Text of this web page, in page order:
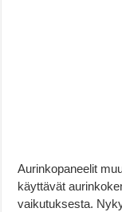
Aurinkopaneelit
käyttävät
vaikutuksesta.